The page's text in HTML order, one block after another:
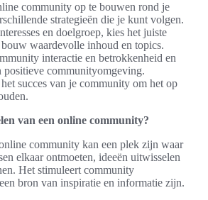
community op te bouwen rond je
strategieën die je kunt volgen.
en doelgroep, kies het juiste
waardevolle inhoud en topics.
interactie en betrokkenheid en
positieve communityomgeving.
succes van je community om het op
van een online community?
community kan een plek zijn waar
elkaar ontmoeten, ideeën uitwisselen
Het stimuleert community
bron van inspiratie en informatie zijn.